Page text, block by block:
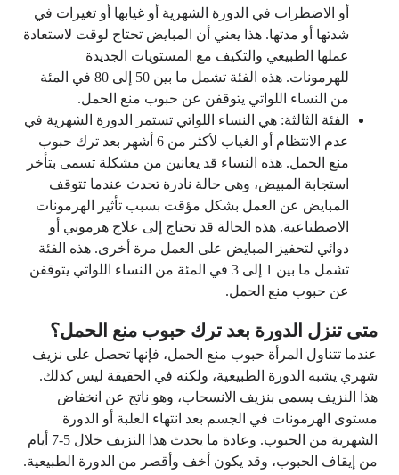
أو الاضطراب في الدورة الشهرية أو غيابها أو تغيرات في
شدتها أو مدتها. هذا يعني أن المبايض تحتاج لوقت لاستعادة
عملها الطبيعي والتكيف مع المستويات الجديدة
للهرمونات. هذه الفئة تشمل ما بين 50 إلى 80 في المئة
من النساء اللواتي يتوقفن عن حبوب منع الحمل.
الفئة الثالثة: هي النساء اللواتي تستمر الدورة الشهرية في
عدم الانتظام أو الغياب لأكثر من 6 أشهر بعد ترك حبوب
منع الحمل. هذه النساء قد يعانين من مشكلة تسمى بتأخر
استجابة المبيض، وهي حالة نادرة تحدث عندما تتوقف
المبايض عن العمل بشكل مؤقت بسبب تأثير الهرمونات
الاصطناعية. هذه الحالة قد تحتاج إلى علاج هرموني أو
دوائي لتحفيز المبايض على العمل مرة أخرى. هذه الفئة
تشمل ما بين 1 إلى 3 في المئة من النساء اللواتي يتوقفن
عن حبوب منع الحمل.
متى تنزل الدورة بعد ترك حبوب منع الحمل؟
عندما تتناول المرأة حبوب منع الحمل، فإنها تحصل على نزيف
شهري يشبه الدورة الطبيعية، ولكنه في الحقيقة ليس كذلك.
هذا النزيف يسمى بنزيف الانسحاب، وهو ناتج عن انخفاض
مستوى الهرمونات في الجسم بعد انتهاء العلبة أو الدورة
الشهرية من الحبوب. وعادة ما يحدث هذا النزيف خلال 5-7 أيام
من إيقاف الحبوب، وقد يكون أخف وأقصر من الدورة الطبيعية.